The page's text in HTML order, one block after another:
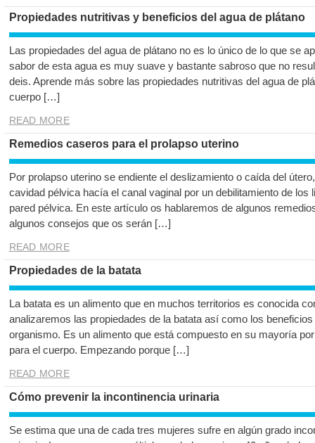
Propiedades nutritivas y beneficios del agua de plátano
Las propiedades del agua de plátano no es lo único de lo que se
sabor de esta agua es muy suave y bastante sabroso que no
deis. Aprende más sobre las propiedades nutritivas del agua de
cuerpo […]
READ MORE
Remedios caseros para el prolapso uterino
Por prolapso uterino se endiente el deslizamiento o caída del
cavidad pélvica hacía el canal vaginal por un debilitamiento de los
pared pélvica. En este artículo os hablaremos de algunos
algunos consejos que os serán […]
READ MORE
Propiedades de la batata
La batata es un alimento que en muchos territorios es conocida
analizaremos las propiedades de la batata así como los
organismo. Es un alimento que está compuesto en su mayoría
para el cuerpo. Empezando porque […]
READ MORE
Cómo prevenir la incontinencia urinaria
Se estima que una de cada tres mujeres sufre en algún grado